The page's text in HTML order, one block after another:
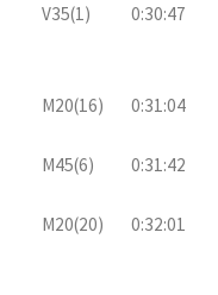
V35(1) 0:30:47
M20(16) 0:31:04
M45(6) 0:31:42
M20(20) 0:32:01